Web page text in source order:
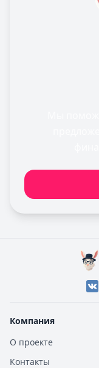
Компания
О проекте
Контакты